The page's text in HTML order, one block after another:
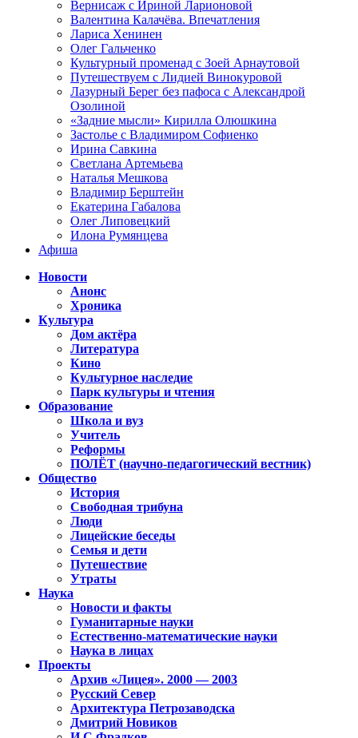
Вернисаж с Ириной Ларионовой
Валентина Калачёва. Впечатления
Лариса Хенинен
Олег Гальченко
Культурный променад с Зоей Арнаутовой
Путешествуем с Лидией Винокуровой
Лазурный Берег без пафоса с Александрой
Озолиной
«Задние мысли» Кирилла Олюшкина
Застолье с Владимиром Софиенко
Ирина Савкина
Светлана Артемьева
Наталья Мешкова
Владимир Берштейн
Екатерина Габалова
Олег Липовецкий
Илона Румянцева
Афиша
Новости
Анонс
Хроника
Культура
Дом актёра
Литература
Кино
Культурное наследие
Парк культуры и чтения
Образование
Школа и вуз
Учитель
Реформы
ПОЛЁТ (научно-педагогический вестник)
Общество
История
Свободная трибуна
Люди
Лицейские беседы
Семья и дети
Путешествие
Утраты
Наука
Новости и факты
Гуманитарные науки
Естественно-математические науки
Наука в лицах
Проекты
Архив «Лицея». 2000 — 2003
Русский Север
Архитектура Петрозаводска
Дмитрий Новиков